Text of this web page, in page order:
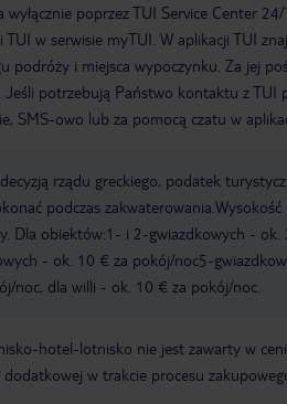
poprzez TUI Service Center
w serwisie myTUI. W aplikacji TUI
podróży i miejsca wypoczynku. Za jej
potrzebują Państwo kontaktu z TUI
SMS-owo lub za pomocą czatu w
rządu greckiego, podatek
podczas
Dla obiektów:1- i 2-gwiazdkowych -
- ok. 10 € za pokój/noc5-
noc, dla willi - ok. 10 € za pokój/noc.
hotel-lotnisko nie jest zawarty w
w trakcie procesu